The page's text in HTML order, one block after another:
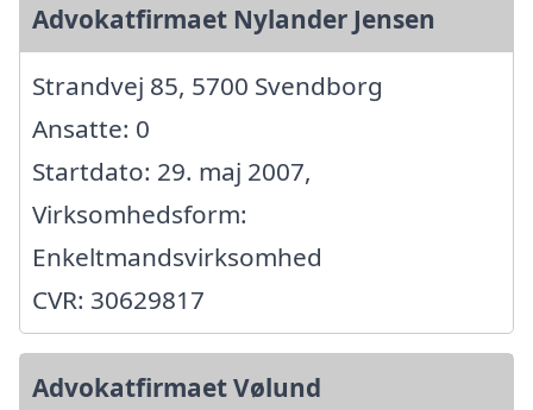
Advokatfirmaet Nylander Jensen
Strandvej 85, 5700 Svendborg
Ansatte: 0
Startdato: 29. maj 2007,
Virksomhedsform:
Enkeltmandsvirksomhed
CVR: 30629817
Advokatfirmaet Vølund